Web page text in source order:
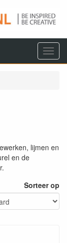
Menu
lijmen en
en de
Sorteer op